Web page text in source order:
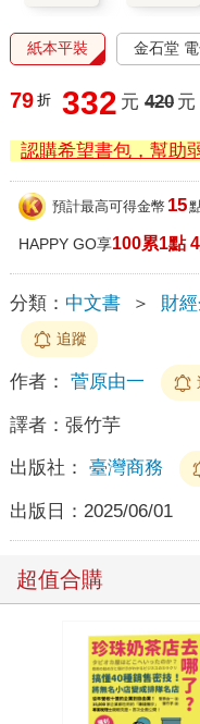
紙本平裝 金石堂
79 折 332 元 420 元
認購希望書包，幫助
預計最高可得金幣 15
HAPPY GO享100累1點
分類： 中文書 ＞ 財
追蹤
作者： 菅原由一
譯者： 張竹芋
出版社： 臺灣商務
出版日： 2025/06/01
超值合購